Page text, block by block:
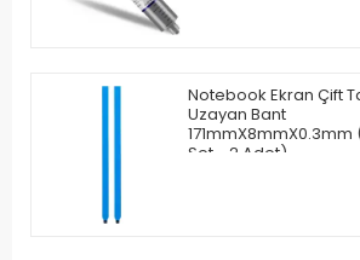
Notebook Ekran Çift
Uzayan Bant
171mmX8mmX0.3mm
Set - 2 Adet)